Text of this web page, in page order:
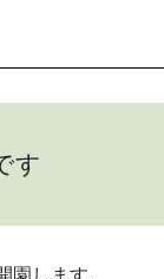
す
園します。